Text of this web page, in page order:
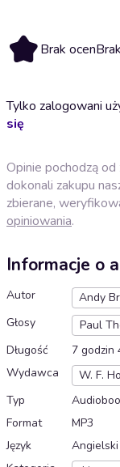
Brak ocen
Tylko zalogowani
się
Opinie pochodzą
dokonali zakupu
zbierane,
opiniowania.
Informacje o
Autor
Andy
Głosy
Paul
Długość
7 godzin
Wydawca
W. F.
Typ
Format
MP3
Język
Angielski